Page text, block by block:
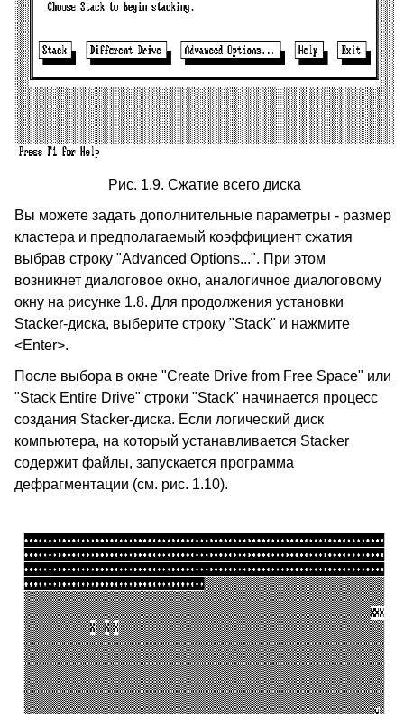
Рис. 1.9. Сжатие всего диска
Вы можете задать дополнительные параметры - размер
кластера и предполагаемый коэффициент сжатия
выбрав строку "Advanced Options...". При этом
возникнет диалоговое окно, аналогичное диалоговому
окну на рисунке 1.8. Для продолжения установки
Stacker-диска, выберите строку "Stack" и нажмите
<Enter>.
После выбора в окне "Create Drive from Free Space" или
"Stack Entire Drive" строки "Stack" начинается процесс
создания Stacker-диска. Если логический диск
компьютера, на который устанавливается Stacker
содержит файлы, запускается программа
дефрагментации (см. рис. 1.10).